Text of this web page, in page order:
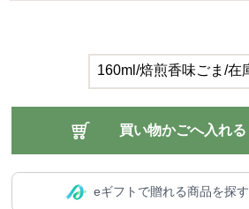
eギフトで贈れる商品を探す